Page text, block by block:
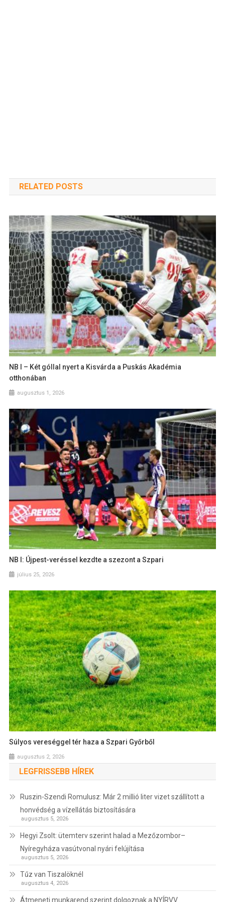
RELATED POSTS
NB I – Két góllal nyert a Kisvárda a Puskás Akadémia
otthonában
augusztus 1, 2026
NB I: Újpest-veréssel kezdte a szezont a Szpari
július 25, 2026
Súlyos vereséggel tér haza a Szpari Győrből
augusztus 2, 2026
LEGFRISSEBB HÍREK
Ruszin-Szendi Romulusz: Már 2 millió liter vizet szállított a
honvédség a vízellátás biztosítására
augusztus 5, 2026
Hegyi Zsolt: ütemterv szerint halad a Mezőzombor–
Nyíregyháza vasútvonal nyári felújítása
augusztus 5, 2026
Tűz van Tiszalöknél
augusztus 4, 2026
Átmeneti munkarend szerint dolgoznak a NYÍRVV